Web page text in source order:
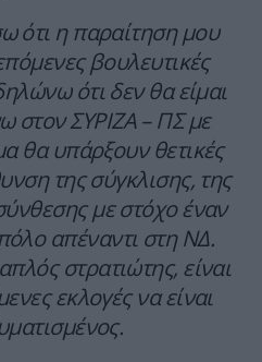
ότι η παραίτηση μου
βουλευτικές
ότι δεν θα είμαι
στον ΣΥΡΙΖΑ – ΠΣ με
θα υπάρξουν θετικές
της σύγκλισης, της
με στόχο έναν
απέναντι στη ΝΔ.
στρατιώτης, είναι
εκλογές να είναι